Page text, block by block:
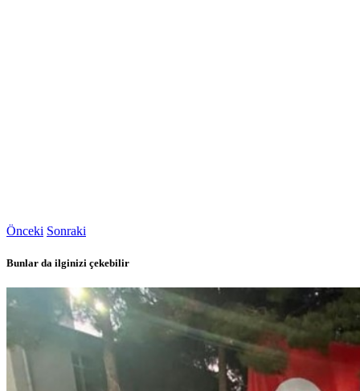
Önceki Sonraki
Bunlar da ilginizi çekebilir